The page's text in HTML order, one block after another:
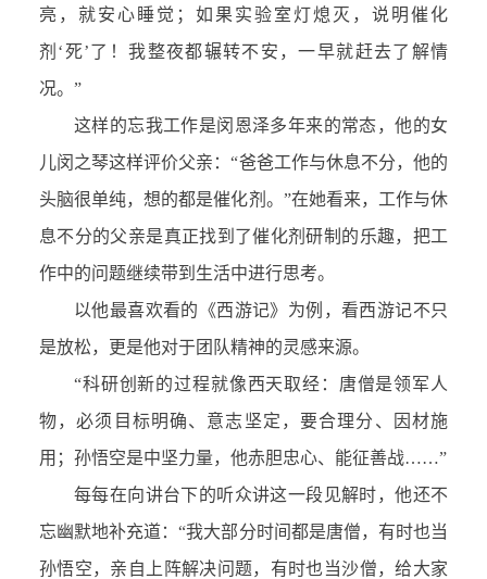
亮，就安心睡觉；如果实验室灯熄灭，说明催化
剂‘死’了！我整夜都辗转不安，一早就赶去了解情
况。”
这样的忘我工作是闵恩泽多年来的常态，他的女
儿闵之琴这样评价父亲：“爸爸工作与休息不分，他的
头脑很单纯，想的都是催化剂。”在她看来，工作与休
息不分的父亲是真正找到了催化剂研制的乐趣，把工
作中的问题继续带到生活中进行思考。
以他最喜欢看的《西游记》为例，看西游记不只
是放松，更是他对于团队精神的灵感来源。
“科研创新的过程就像西天取经：唐僧是领军人
物，必须目标明确、意志坚定，要合理分、因材施
用；孙悟空是中坚力量，他赤胆忠心、能征善战……”
每每在向讲台下的听众讲这一段见解时，他还不
忘幽默地补充道：“我大部分时间都是唐僧，有时也当
孙悟空，亲自上阵解决问题，有时也当沙僧，给大家